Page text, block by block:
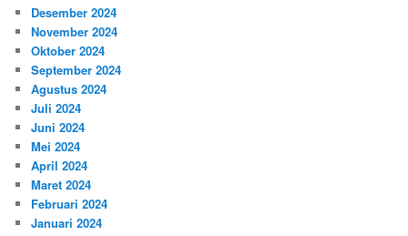
Desember 2024
November 2024
Oktober 2024
September 2024
Agustus 2024
Juli 2024
Juni 2024
Mei 2024
April 2024
Maret 2024
Februari 2024
Januari 2024